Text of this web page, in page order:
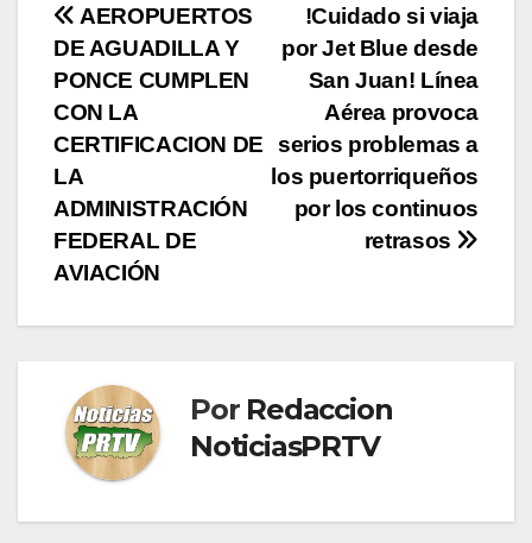
Navegación
de
entradas
!Cuidado si viaja
por Jet Blue desde
San Juan! Línea
Aérea provoca
serios problemas a
los puertorriqueños
por los continuos
retrasos
AEROPUERTOS
DE AGUADILLA Y
PONCE CUMPLEN
CON LA
CERTIFICACION DE
LA
ADMINISTRACIÓN
FEDERAL DE
AVIACIÓN
Por Redaccion
NoticiasPRTV